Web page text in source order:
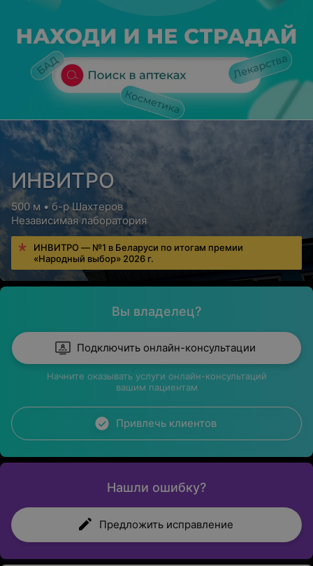
ИНВИТРО
500 м • б-р Шахтеров
Независимая лаборатория
ИНВИТРО — №1 в Беларуси по итогам премии
«Народный выбор» 2026 г.
Вы владелец?
Подключить онлайн-консультации
Начните оказывать услуги онлайн-консультаций
вашим пациентам
Привлечь клиентов
Нашли ошибку?
Предложить исправление